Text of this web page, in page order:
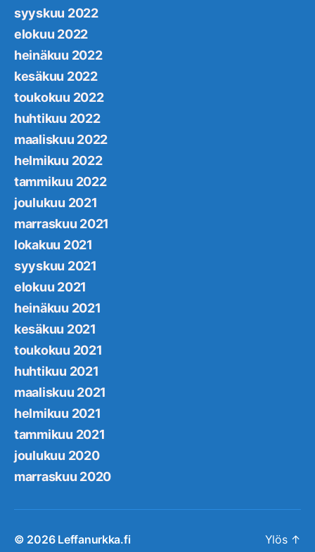
syyskuu 2022
elokuu 2022
heinäkuu 2022
kesäkuu 2022
toukokuu 2022
huhtikuu 2022
maaliskuu 2022
helmikuu 2022
tammikuu 2022
joulukuu 2021
marraskuu 2021
lokakuu 2021
syyskuu 2021
elokuu 2021
heinäkuu 2021
kesäkuu 2021
toukokuu 2021
huhtikuu 2021
maaliskuu 2021
helmikuu 2021
tammikuu 2021
joulukuu 2020
marraskuu 2020
© 2026 Leffanurkka.fi Ylös ↑